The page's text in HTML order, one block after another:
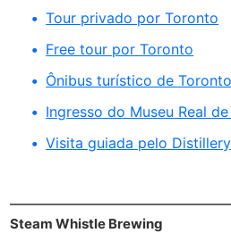
Tour privado por Toronto
Free tour por Toronto
Ônibus turístico de Toronto
Ingresso do Museu Real
Visita guiada pelo
Steam Whistle Brewing